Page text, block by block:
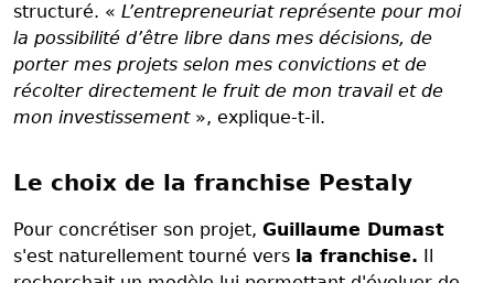
structuré. « L’entrepreneuriat représente pour moi
la possibilité d’être libre dans mes décisions, de
porter mes projets selon mes convictions et de
récolter directement le fruit de mon travail et de
mon investissement», explique-t-il.
Le choix de la franchise Pestaly
Pour concrétiser son projet, Guillaume Dumast
s'est naturellement tourné vers la franchise.